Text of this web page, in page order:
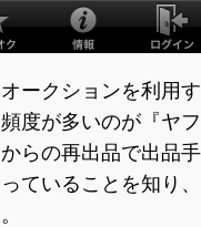
ークションを利用す
度が多いのが『ヤフ
らの再出品で出品
ていることを知り